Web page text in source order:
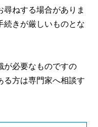
ねする場合がありま
続きが厳しいものとな
が必要なものですの
る方は専門家へ相談す